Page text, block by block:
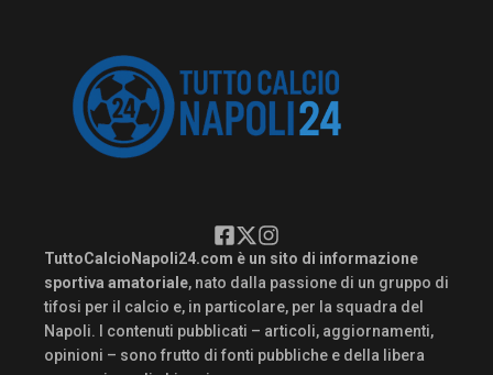
TuttoCalcioNapoli24.com è un sito di informazione
sportiva amatoriale, nato dalla passione di un gruppo di
tifosi per il calcio e, in particolare, per la squadra del
Napoli. I contenuti pubblicati – articoli, aggiornamenti,
opinioni – sono frutto di fonti pubbliche e della libera